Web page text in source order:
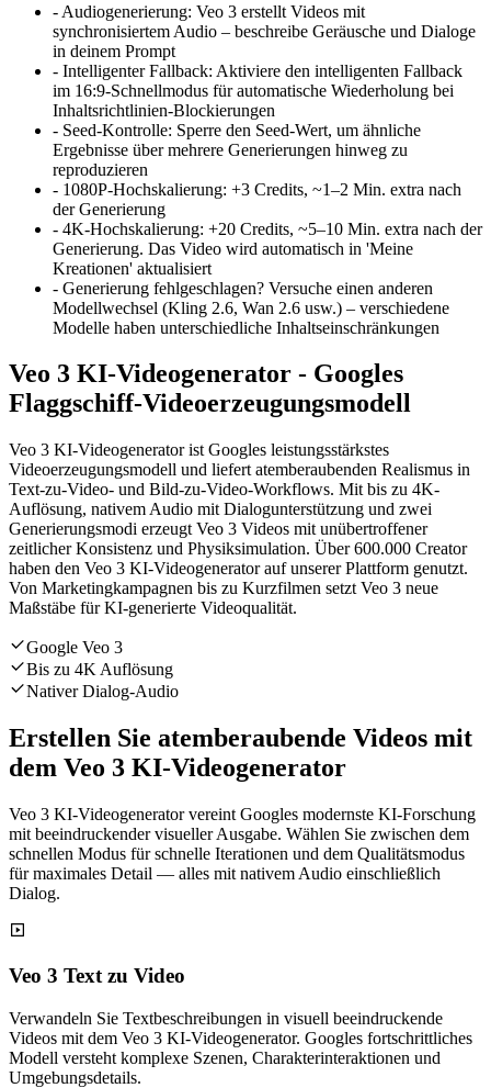
- Audiogenerierung: Veo 3 erstellt Videos mit
synchronisiertem Audio – beschreibe Geräusche und Dialoge
in deinem Prompt
- Intelligenter Fallback: Aktiviere den intelligenten Fallback
im 16:9-Schnellmodus für automatische Wiederholung bei
Inhaltsrichtlinien-Blockierungen
- Seed-Kontrolle: Sperre den Seed-Wert, um ähnliche
Ergebnisse über mehrere Generierungen hinweg zu
reproduzieren
- 1080P-Hochskalierung: +3 Credits, ~1–2 Min. extra nach
der Generierung
- 4K-Hochskalierung: +20 Credits, ~5–10 Min. extra nach der
Generierung. Das Video wird automatisch in 'Meine
Kreationen' aktualisiert
- Generierung fehlgeschlagen? Versuche einen anderen
Modellwechsel (Kling 2.6, Wan 2.6 usw.) – verschiedene
Modelle haben unterschiedliche Inhaltseinschränkungen
Veo 3 KI-Videogenerator - Googles
Flaggschiff-Videoerzeugungsmodell
Veo 3 KI-Videogenerator ist Googles leistungsstärkstes
Videoerzeugungsmodell und liefert atemberaubenden Realismus in
Text-zu-Video- und Bild-zu-Video-Workflows. Mit bis zu 4K-
Auflösung, nativem Audio mit Dialogunterstützung und zwei
Generierungsmodi erzeugt Veo 3 Videos mit unübertroffener
zeitlicher Konsistenz und Physiksimulation. Über 600.000 Creator
haben den Veo 3 KI-Videogenerator auf unserer Plattform genutzt.
Von Marketingkampagnen bis zu Kurzfilmen setzt Veo 3 neue
Maßstäbe für KI-generierte Videoqualität.
Google Veo 3
Bis zu 4K Auflösung
Nativer Dialog-Audio
Erstellen Sie atemberaubende Videos mit
dem Veo 3 KI-Videogenerator
Veo 3 KI-Videogenerator vereint Googles modernste KI-Forschung
mit beeindruckender visueller Ausgabe. Wählen Sie zwischen dem
schnellen Modus für schnelle Iterationen und dem Qualitätsmodus
für maximales Detail — alles mit nativem Audio einschließlich
Dialog.
Veo 3 Text zu Video
Verwandeln Sie Textbeschreibungen in visuell beeindruckende
Videos mit dem Veo 3 KI-Videogenerator. Googles fortschrittliches
Modell versteht komplexe Szenen, Charakterinteraktionen und
Umgebungsdetails.